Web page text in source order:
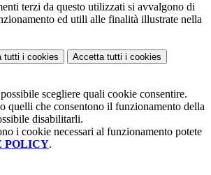
terzi da questo utilizzati si avvalgono di
ed utili alle finalità illustrate nella
tutti i cookies Accetta tutti i cookies
scegliere quali cookie consentire.
quelli che consentono il funzionamento della
disabilitarli.
i cookie necessari al funzionamento potete
POLICY.